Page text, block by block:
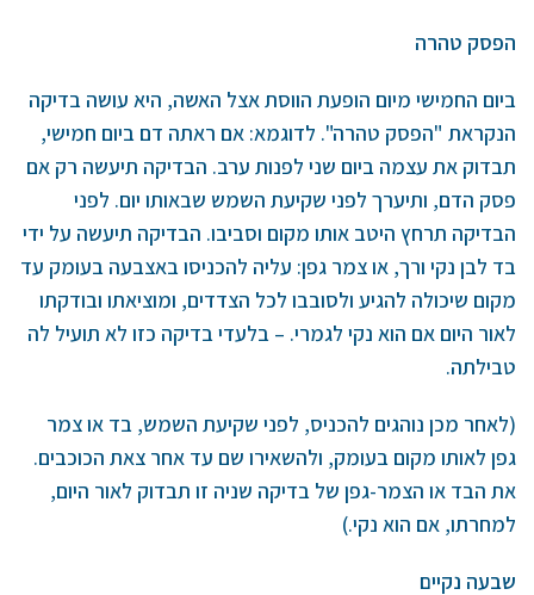
הפסק טהרה
ביום החמישי מיום הופעת הווסת אצל האשה, היא עושה בדיקה
הנקראת "הפסק טהרה". לדוגמא: אם ראתה דם ביום חמישי,
תבדוק את עצמה ביום שני לפנות ערב. הבדיקה תיעשה רק אם
פסק הדם, ותיערך לפני שקיעת השמש שבאותו יום. לפני
הבדיקה תרחץ היטב אותו מקום וסביבו. הבדיקה תיעשה על ידי
בד לבן נקי ורך, או צמר גפן: עליה להכניסו באצבעה בעומק עד
מקום שיכולה להגיע ולסובבו לכל הצדדים, ומוציאתו ובודקתו
לאור היום אם הוא נקי לגמרי. – בלעדי בדיקה כזו לא תועיל לה
טבילתה.
(לאחר מכן נוהגים להכניס, לפני שקיעת השמש, בד או צמר
גפן לאותו מקום בעומק, ולהשאירו שם עד אחר צאת הכוכבים.
את הבד או הצמר-גפן של בדיקה שניה זו תבדוק לאור היום,
למחרתו, אם הוא נקי.)
שבעה נקיים